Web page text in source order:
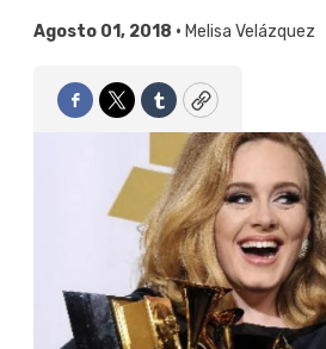
Agosto 01, 2018 • Melisa Velázquez
Facebook
TwitterTumblrCopy